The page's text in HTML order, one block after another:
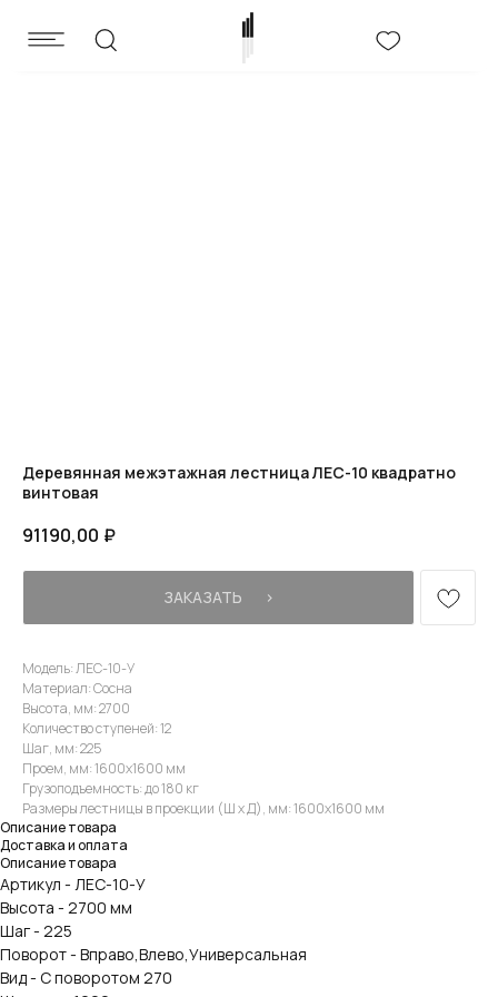
Деревянная межэтажная лестница ЛЕС-10 квадратно
винтовая
91190,00 ₽
ЗАКАЗАТЬ⠀⠀›
Модель: ЛЕС-10-У
Материал: Сосна
Высота, мм: 2700
Количество ступеней: 12
Шаг, мм: 225
Проем, мм: 1600х1600 мм
Грузоподъемность: до 180 кг
Размеры лестницы в проекции (Ш х Д), мм: 1600х1600 мм
Описание товара
Доставка и оплата
Описание товара
Артикул - ЛЕС-10-У
Высота - 2700 мм
Шаг - 225
Поворот - Вправо,Влево,Универсальная
Вид - С поворотом 270